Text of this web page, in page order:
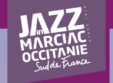
contenu
principal
Panneau de gestion des cookies